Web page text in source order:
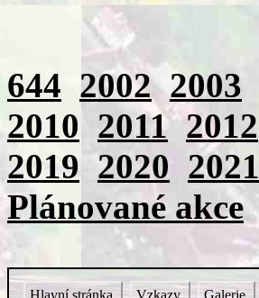
644 2002 2003
2010 2011 2012
2019 2020 2021
Plánované akce
Hlavní stránka Vzkazy Galerie